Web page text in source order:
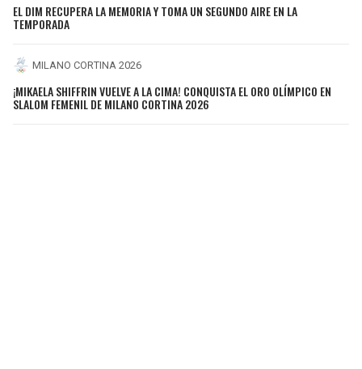
EL DIM RECUPERA LA MEMORIA Y TOMA UN SEGUNDO AIRE EN LA
TEMPORADA
MILANO CORTINA 2026
¡MIKAELA SHIFFRIN VUELVE A LA CIMA! CONQUISTA EL ORO OLÍMPICO EN
SLALOM FEMENIL DE MILANO CORTINA 2026